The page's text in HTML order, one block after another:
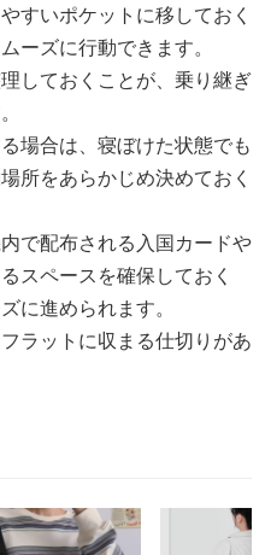
すいポケットに移しておく
ーズに行動できます。
しておくことが、乗り継ぎ
場合は、寝ぼけた状態でも
所をあらかじめ決めておく
で配布される入国カードや
スペースを確保しておく
に進められます。
ラットに収まる仕切りがあ